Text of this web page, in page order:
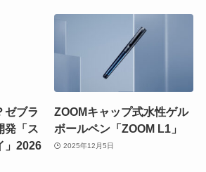
ゼブラ
発「ス
」2026
ZOOMキャップ式水性ゲル
ボールペン「ZOOM L1」
2025年12月5日